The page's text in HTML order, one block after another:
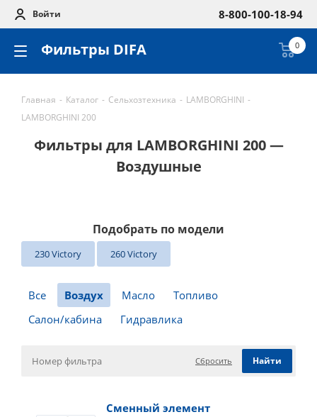
Войти 8-800-100-18-94
Фильтры DIFA 0
Главная - Каталог - Сельхозтехника - LAMBORGHINI -
LAMBORGHINI 200
Фильтры для LAMBORGHINI 200 —
Воздушные
Подобрать по модели
230 Victory 260 Victory
Все Воздух Масло
Топливо
Салон/кабина
Гидравлика
Сбросить
Сменный элемент